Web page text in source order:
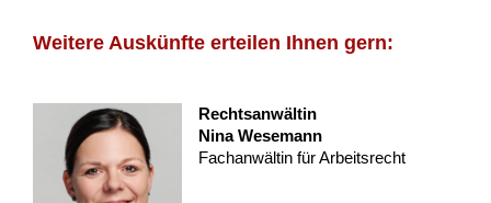
Weitere Auskünfte erteilen Ihnen gern:
Rechtsanwältin
Nina Wesemann
Fachanwältin für Arbeitsrecht